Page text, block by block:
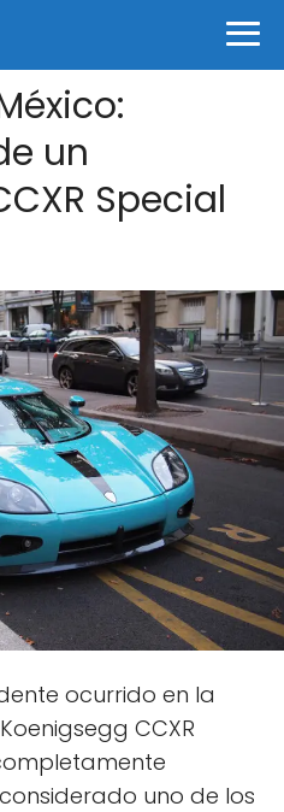
un
Special
ocurrido en la
CCXR
uno de los